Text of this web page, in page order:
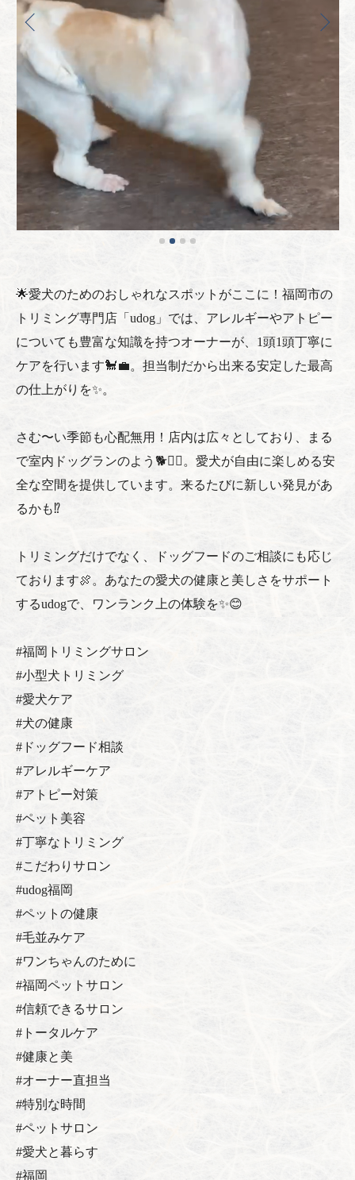
🌟愛犬のためのおしゃれなスポットがここに！福岡市の
トリミング専門店「udog」では、アレルギーやアトピー
についても豊富な知識を持つオーナーが、1頭1頭丁寧に
ケアを行います🐩💼。担当制だから出来る安定した最高
の仕上がりを✨。
さむ〜い季節も心配無用！店内は広々としており、まる
で室内ドッグランのよう🐕🏃‍♂️。愛犬が自由に楽しめる安
全な空間を提供しています。来るたびに新しい発見があ
るかも⁉
トリミングだけでなく、ドッグフードのご相談にも応じ
ております🍖。あなたの愛犬の健康と美しさをサポート
するudogで、ワンランク上の体験を✨😊
#福岡トリミングサロン
#小型犬トリミング
#愛犬ケア
#犬の健康
#ドッグフード相談
#アレルギーケア
#アトピー対策
#ペット美容
#丁寧なトリミング
#こだわりサロン
#udog福岡
#ペットの健康
#毛並みケア
#ワンちゃんのために
#福岡ペットサロン
#信頼できるサロン
#トータルケア
#健康と美
#オーナー直担当
#特別な時間
#ペットサロン
#愛犬と暮らす
#福岡